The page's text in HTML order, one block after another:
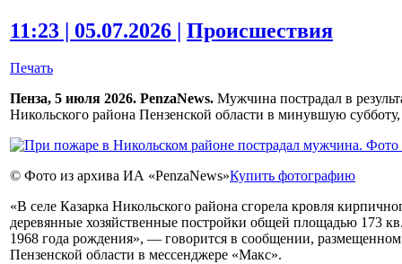
11:23 | 05.07.2026 | Происшествия
Печать
Пенза, 5 июля 2026. PenzaNews. Мужчина пострадал в
Никольского района Пензенской области в минувшую
© Фото из архива ИА «PenzaNews»Купить фотографию
«В селе Казарка Никольского района сгорела кровля
деревянные хозяйственные постройки общей площадью 173
1968 года рождения», — говорится в сообщении,
Пензенской области в мессенджере «Макс».